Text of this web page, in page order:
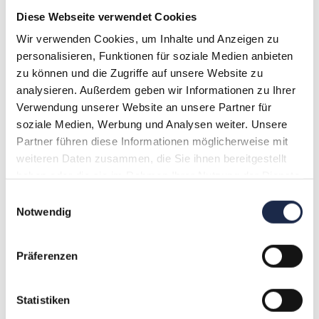
Diese Webseite verwendet Cookies
Wir verwenden Cookies, um Inhalte und Anzeigen zu
personalisieren, Funktionen für soziale Medien anbieten
zu können und die Zugriffe auf unsere Website zu
analysieren. Außerdem geben wir Informationen zu Ihrer
Verwendung unserer Website an unsere Partner für
soziale Medien, Werbung und Analysen weiter. Unsere
Partner führen diese Informationen möglicherweise mit
weiteren Daten zusammen, die Sie ihnen bereitgestellt
Notwendig
Präferenzen
Statistiken
bis zu wettbewerbs- und
datenschutzrechtlichen Fragestellungen beim
zielgenauen Aussteuern von Zielgruppen.
Welches, nach Ihrer Meinung, ist der
häufigste juristische Fehler im
Pressevertrieb. Warum ist das so?
Nach meiner Erfahrung gibt es nicht „den
rechtlichen Stolperfallen aus dem Weg zu
Welche Auswirkungen hat die neue EU-